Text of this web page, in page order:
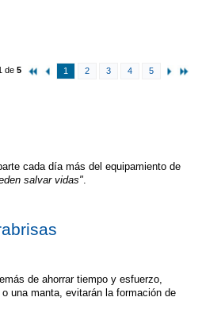
de5 1 2 3 4 5
cada día más del equipamiento de
salvar vidas".
de ahorrar tiempo y esfuerzo,
una manta, evitarán la formación de